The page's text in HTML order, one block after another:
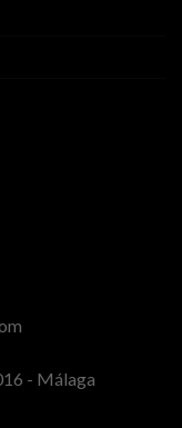
- Málaga